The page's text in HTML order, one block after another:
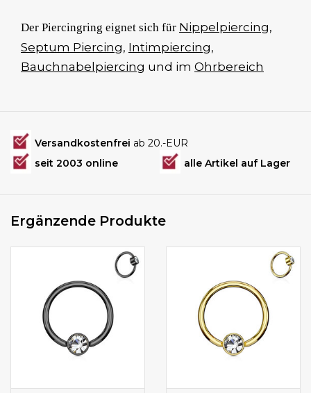
Der Piercingring eignet sich für Nippelpiercing,
Septum Piercing, Intimpiercing,
Bauchnabelpiercing und im Ohrbereich
Versandkostenfrei ab 20.-EUR
seit 2003 online
alle Artikel auf Lager
Ergänzende Produkte